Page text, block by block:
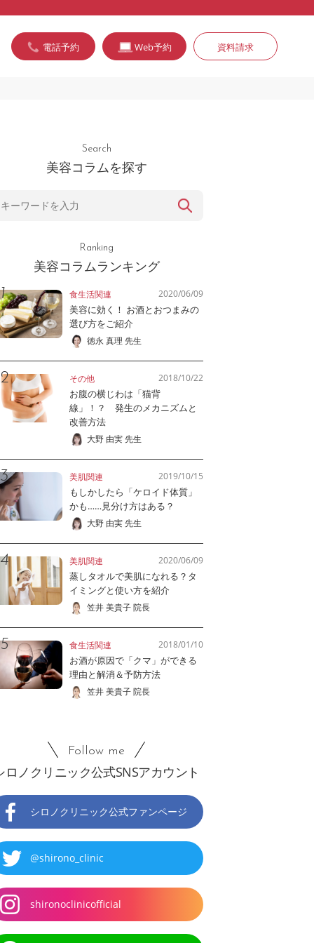
電話予約 Web予約 資料請求
Search
美容コラムを探す
Ranking
美容コラムランキング
食生活関連 2020/06/09
美容に効く！ お酒とおつまみの
選び方をご紹介
徳永 真理 先生
その他 2018/10/22
お腹の横じわは「猫背
線」！？ 発生のメカニズムと
改善方法
大野 由実 先生
美肌関連 2019/10/15
もしかしたら「ケロイド体質」
かも……見分け方はある？
大野 由実 先生
美肌関連 2020/06/09
蒸しタオルで美肌になれる？タ
イミングと使い方を紹介
笠井 美貴子 院長
食生活関連 2018/01/10
お酒が原因で「クマ」ができる
理由と解消＆予防方法
笠井 美貴子 院長
Follow me
ロノクリニック公式SNSアカウント
シロノクリニック公式ファンページ
@shirono_clinic
shironoclinicofficial